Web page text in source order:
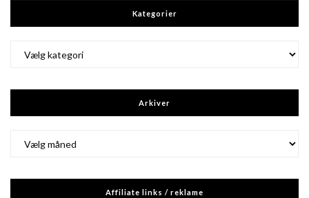
Kategorier
Arkiver
Affiliate links / reklame